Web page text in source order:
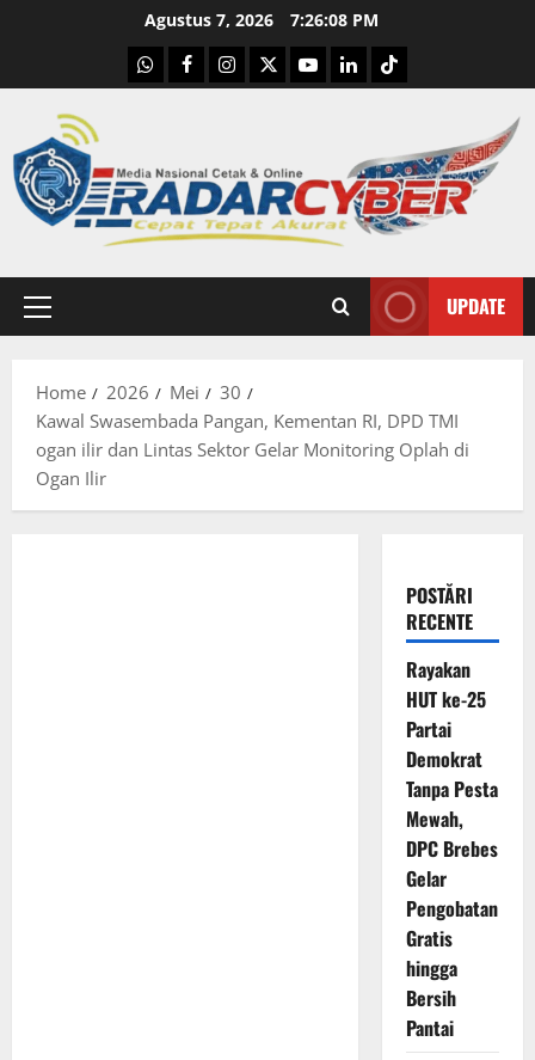
Agustus 7, 2026 7:26:09 PM
WhatsApp
Facebook
Instagram
X YoutubelinkedinTiktok
Primary
UPDATE
Home 2026 Mei
30
Kawal Swasembada Pangan, Kementan RI, DPD TMI
ogan ilir dan Lintas Sektor Gelar Monitoring Oplah di
Ogan Ilir
POSTĂRI
RECENTE
Rayakan
HUT ke-25
Partai
Demokrat
Tanpa Pesta
Mewah,
DPC Brebes
Gelar
Pengobatan
Gratis
hingga
Bersih
Pantai